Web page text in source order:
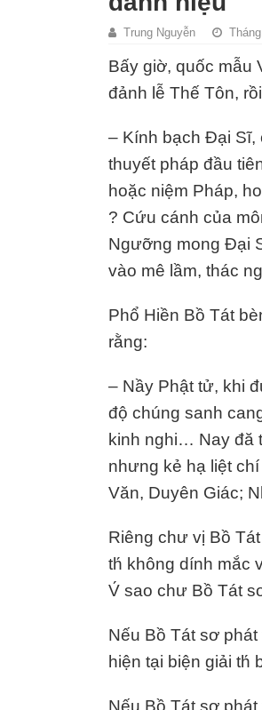
Trung Nguyễn
Bấy giờ, quốc mẫu
đảnh lễ Thế Tôn,
– Kính bạch Đại
thuyết pháp đầu
hoặc niệm Pháp,
? Cứu cánh của
Ngưỡng mong Đại
vào mê lầm, thác
Phổ Hiền Bồ Tát
rằng:
– Nầy Phật tử, khi
độ chúng sanh
kinh nghi… Nay đă
nhưng kẻ hạ liệt
Văn, Duyên Giác;
Riêng chư vị Bồ
th́ không dính mắc
V́ sao chư Bồ Tát
Nếu Bồ Tát sơ
hiện tại biện giải th́
Nếu Bồ Tát sơ